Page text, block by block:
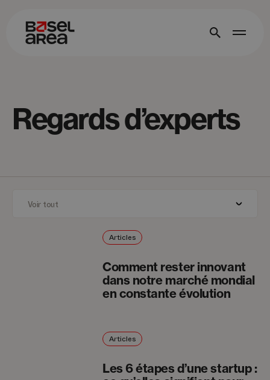
Regards d’experts
Articles
Comment rester innovant
dans notre marché mondial
en constante évolution
Articles
Les 6 étapes d’une startup :